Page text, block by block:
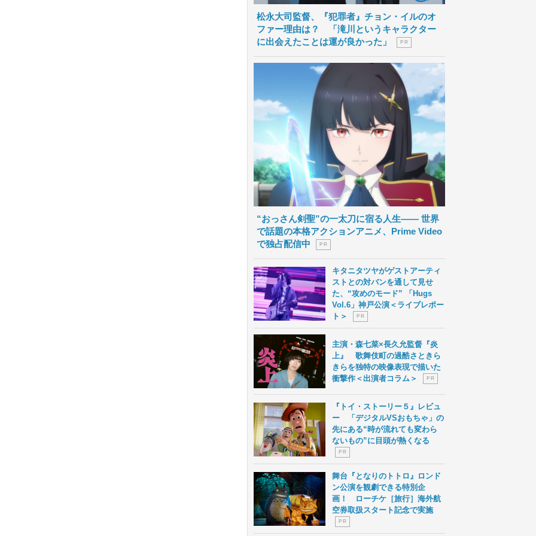
松永大司監督、『犯罪者』チョン・イルのオ
ファー理由は？ 「滝川というキャラクター
に出会えたことは運が良かった」
P R
“おっさん剣聖”の一太刀に宿る人生―― 世界
で話題の本格アクションアニメ、Prime Video
で独占配信中
P R
キタニタツヤがゲストアーティ
ストとの対バンを通して見せ
た、“攻めのモード” 「Hugs
Vol.6」神戸公演＜ライブレポー
ト＞
P R
主演・森七菜×長久允監督『炎
上』 歌舞伎町の過酷さときら
きらを独特の映像表現で描いた
衝撃作＜出演者コラム＞
P R
『トイ・ストーリー５』レビュ
ー 「デジタルVSおもちゃ」の
先にある“時が流れても変わら
ないもの”に目頭が熱くなる
P R
舞台『となりのトトロ』ロンド
ン公演を観劇できる特別企
画！ ローチケ［旅行］海外航
空券取扱スタート記念で実施
P R